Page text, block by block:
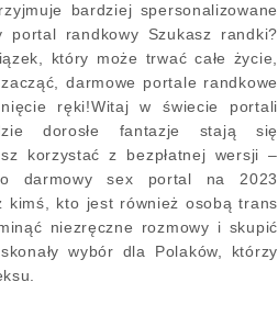
bardziej spersonalizowane
portal randkowy Szukasz randki?
który może trwać całe życie,
darmowe portale randkowe
ręki!Witaj w świecie portali
dorosłe fantazje stają się
korzystać z bezpłatnej wersji –
darmowy sex portal na 2023
kimś, kto jest również osobą trans
niezręczne rozmowy i skupić
wybór dla Polaków, którzy